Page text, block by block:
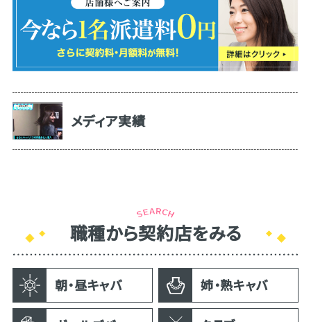
メディア実績
職種から契約店をみる
朝・昼キャバ 姉・熟キャバ